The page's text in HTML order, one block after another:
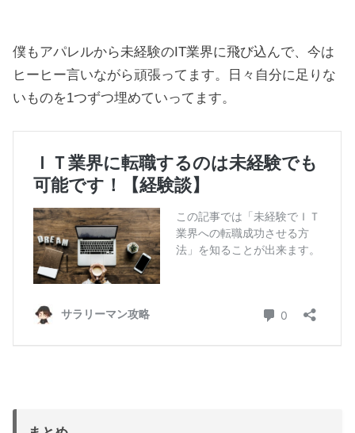
僕もアパレルから未経験のIT業界に飛び込んで、今は
ヒーヒー言いながら頑張ってます。日々自分に足りな
いものを1つずつ埋めていってます。